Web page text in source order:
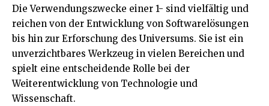
Die Verwendungszwecke einer 1- sind vielfältig und
reichen von der Entwicklung von Softwarelösungen
bis hin zur Erforschung des Universums. Sie ist ein
unverzichtbares Werkzeug in vielen Bereichen und
spielt eine entscheidende Rolle bei der
Weiterentwicklung von Technologie und
Wissenschaft.